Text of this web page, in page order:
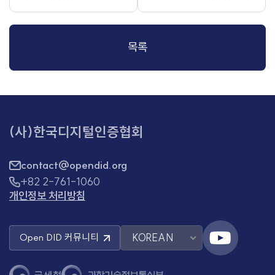
목록
(사)한국디지털인증협회
contact@opendid.org
+82 2-761-1060
개인정보 처리방침
Open DID 커뮤니티 KOREAN